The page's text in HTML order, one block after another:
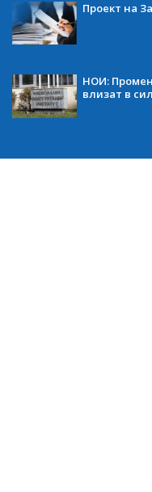
Проект на
НОИ:
влизат в